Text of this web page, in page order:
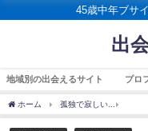
45歳中年ブサ
出
地域別の出会えるサイト プロ
ホーム 孤独で寂しい